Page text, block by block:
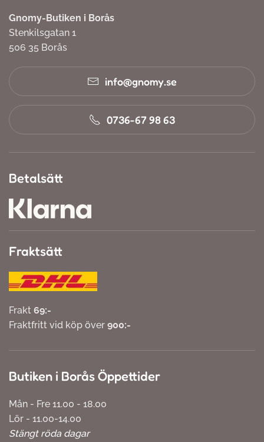
Gnomy-Butiken i Borås
Stenkilsgatan 1
506 35 Borås
info@gnomy.se
0736-67 98 63
Betalsätt
Fraktsätt
Frakt 69:-
Fraktfritt vid köp över 900:-
Butiken i Borås Öppettider
Mån - Fre 11.00 - 18.00
Lör - 11.00-14.00
Stängt röda dagar